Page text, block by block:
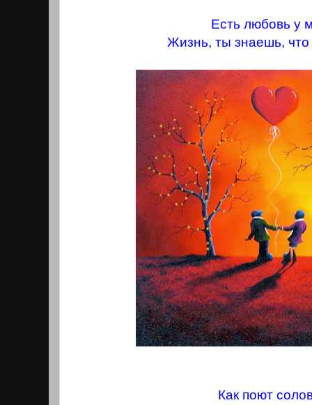
Есть любовь у
Жизнь, ты знаешь, что
Как поют